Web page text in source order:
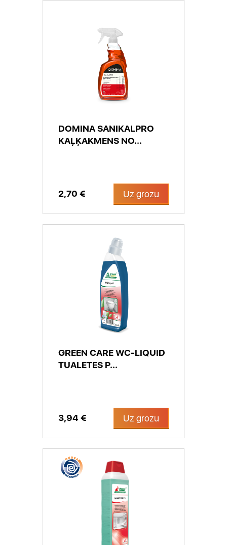
DOMINA SANIKALPRO
KAĻĶAKMENS NO...
2,70 € Uz grozu
GREEN CARE WC-LIQUID
TUALETES P...
3,94 € Uz grozu